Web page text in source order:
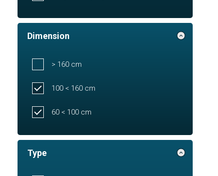
Dimension
> 160 cm
100 < 160 cm
60 < 100 cm
Type